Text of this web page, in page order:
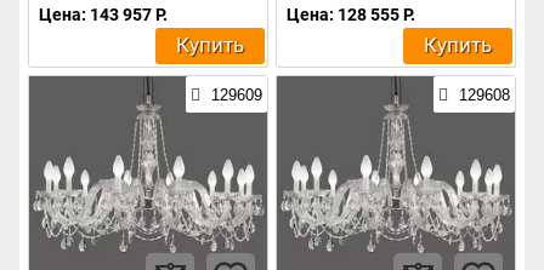
Цена: 143 957 Р.
Купить
Цена: 128 555 Р.
Купить
129609 129608